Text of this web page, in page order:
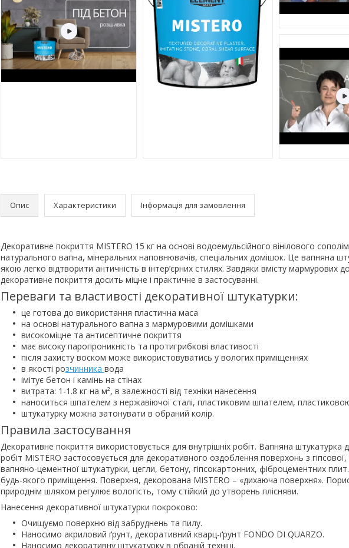
Опис Характеристики Інформація для замовлення
Декоративне покриття MISTERO 15 кг на основі водоемульсійного вінілового
натурального вапна, мінеральних наповнювачів, спеціальних домішок. Це вапняна
якою легко відтворити античність в інтер’єрних стилях. Завдяки вмісту мармурових
декоративне покриття досить міцне і практичне в застосуванні.
Переваги та властивості декоративної штукатурки:
це готова до використання пластична маса
на основі натурального вапна з мармуровими домішками
високоміцне та антисептичне покриття
має високу паропроникність та протигрибкові властивості
після захисту воском може використовуватись у вологих приміщеннях
в якості розчинника вода
імітує бетон і камінь на стінах
витрата: 1-1.8 кг на м², в залежності від техніки нанесення
наноситься шпателем з нержавіючої сталі, пластиковим шпателем,
штукатурку можна затонувати в обраний колір.
Правила застосування
Декоративне покриття використовується для внутрішніх робіт. Вапняна штукатурка
робіт MISTERO застосовується для декоративного оздоблення поверхонь з
вапняно-цементної штукатурки, цегли, бетону, гіпсокартонних, фіброцементних
будь-якого приміщення. Поверхня, декорована MISTERO – «дихаюча поверхня».
природнім шляхом регулює вологість, тому стійкий до утворень плісняви.
Нанесення декоративної штукатурки покроково:
Очищуємо поверхню від забруднень та пилу.
Наносимо акриловий ґрунт, декоративний кварц-ґрунт FONDO DI QUARZO.
Наносимо декоративну штукатурку в обраній техніці.